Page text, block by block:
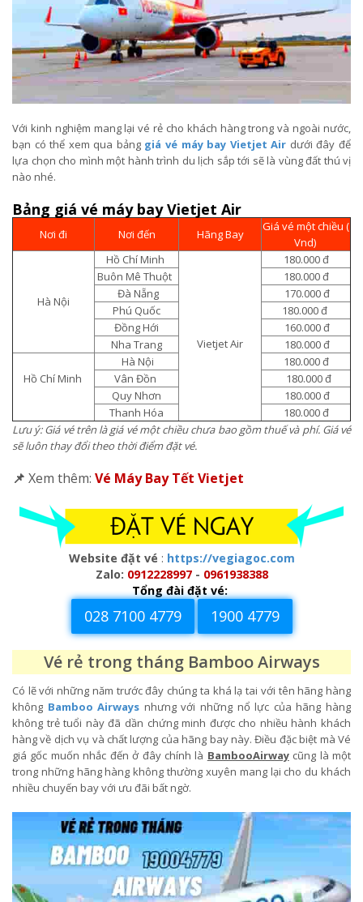
Với kinh nghiệm mang lại vé rẻ cho khách hàng trong và ngoài nước,
bạn có thể xem qua bảng giá vé máy bay Vietjet Air dưới đây để
lựa chọn cho mình một hành trình du lịch sắp tới sẽ là vùng đất thú vị
nào nhé.
Bảng giá vé máy bay Vietjet Air
Nơi đi Nơi đến Hãng Bay
Giá vé một chiều (
Vnd)
Hà Nội
Hồ Chí Minh
Vietjet Air
180.000 đ
Buôn Mê Thuột
180.000 đ
Đà Nẵng
170.000 đ
Phú Quốc
180.000 đ
Đồng Hới
160.000 đ
Nha Trang
180.000 đ
Hồ Chí Minh
Hà Nội
180.000 đ
Vân Đồn
180.000 đ
Quy Nhơn
180.000 đ
Thanh Hóa
180.000 đ
Lưu ý: Giá vé trên là giá vé một chiều chưa bao gồm thuế và phí. Giá vé
sẽ luôn thay đổi theo thời điểm đặt vé.
📌 Xem thêm: Vé Máy Bay Tết Vietjet
Website đặt vé : https://vegiagoc.com
Zalo: 0912228997- 0961938388
Tổng đài đặt vé:
028 7100 4779 1900 4779
Vé rẻ trong tháng Bamboo Airways
Có lẽ với những năm trước đây chúng ta khá lạ tai với tên hãng hàng
không Bamboo Airways nhưng với những nổ lực của hãng hàng
không trẻ tuổi này đã dần chứng minh được cho nhiều hành khách
hàng về dịch vụ và chất lượng của hãng bay này. Điều đặc biệt mà Vé
giá gốc muốn nhắc đến ở đây chính là BambooAirwaycũng là một
trong những hãng hàng không thường xuyên mang lại cho du khách
nhiều chuyến bay với ưu đãi bất ngờ.